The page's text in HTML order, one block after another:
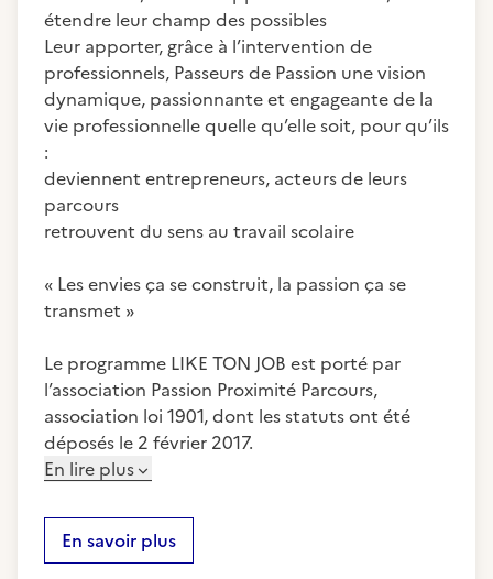
étendre leur champ des possibles
Leur apporter, grâce à l’intervention de
professionnels, Passeurs de Passion une vision
dynamique, passionnante et engageante de la
vie professionnelle quelle qu’elle soit, pour qu’ils
:
deviennent entrepreneurs, acteurs de leurs
parcours
retrouvent du sens au travail scolaire
« Les envies ça se construit, la passion ça se
transmet »
Le programme LIKE TON JOB est porté par
l’association Passion Proximité Parcours,
association loi 1901, dont les statuts ont été
déposés le 2 février 2017.
En lire plus
En savoir plus